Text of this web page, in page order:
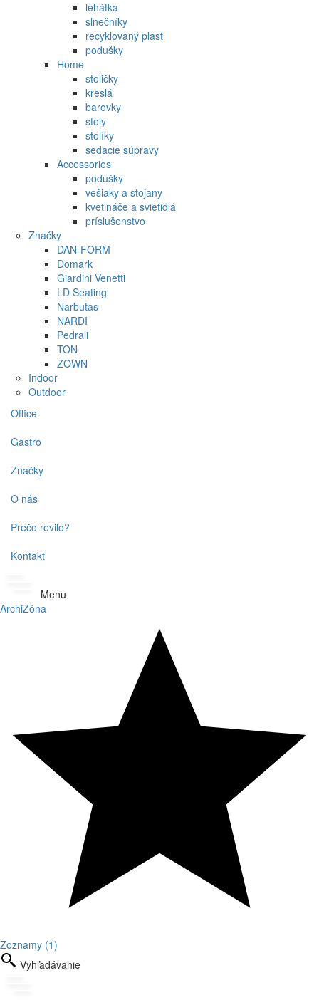
lehátka
slnečníky
recyklovaný plast
podušky
Home
stoličky
kreslá
barovky
stoly
stolíky
sedacie súpravy
Accessories
podušky
vešiaky a stojany
kvetináče a svietidlá
príslušenstvo
Značky
DAN-FORM
Domark
Giardini Venetti
LD Seating
Narbutas
NARDI
Pedrali
TON
ZOWN
Indoor
Outdoor
Office
Gastro
Značky
O nás
Prečo revilo?
Kontakt
Menu
ArchiZóna
Zoznamy (1)
Vyhľadávanie